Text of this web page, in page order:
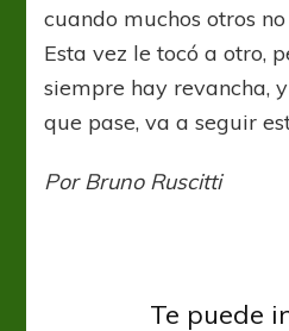
cuando muchos otros
Esta vez le tocó a otro,
siempre hay revancha,
que pase, va a seguir
Por Bruno Ruscitti
Te puede